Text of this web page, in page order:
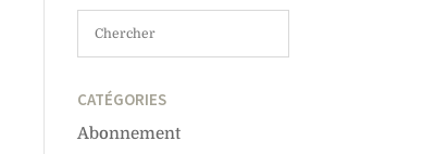
CATÉGORIES
Abonnement